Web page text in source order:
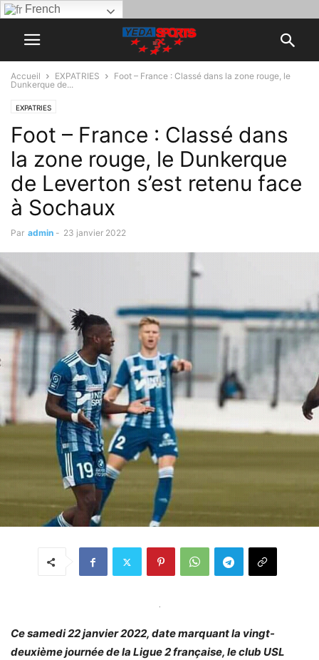
French
Accueil EXPATRIES
Foot – France : Classé dans la zone rouge, le
Dunkerque de...
EXPATRIES
Foot – France : Classé dans
la zone rouge, le Dunkerque
de Leverton s’est retenu face
à Sochaux
Par admin - 23 janvier 2022
Ce samedi 22 janvier 2022, date marquant la vingt-
deuxième journée de la Ligue 2 française, le club USL